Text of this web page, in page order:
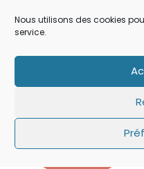
Nous utilisons des cookies
service.
Pour